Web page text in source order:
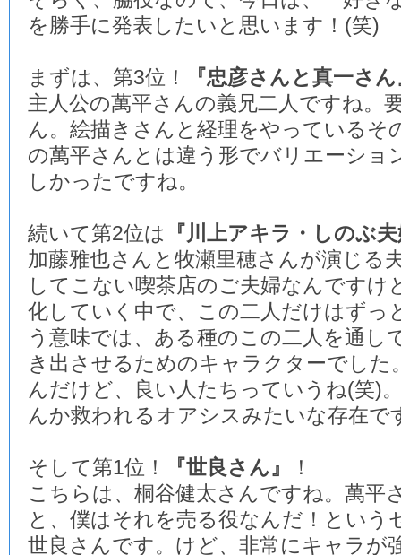
を勝手に発表したいと思います！(笑)
まずは、第3位！
『忠彦さんと真一さ
主人公の萬平さんの義兄二人ですね。
ん。絵描きさんと経理をやっているそ
の萬平さんとは違う形でバリエーショ
しかったですね。
続いて第2位は
『川上アキラ・しのぶ
加藤雅也さんと牧瀬里穂さんが演じる
してこない喫茶店のご夫婦なんですけ
化していく中で、この二人だけはずっ
う意味では、ある種のこの二人を通し
き出させるためのキャラクターでした
んだけど、良い人たちっていうね(笑)
んか救われるオアシスみたいな存在で
そして第1位！ 『世良さん』
！
こちらは、桐谷健太さんですね。萬平
と、僕はそれを売る役なんだ！という
世良さんです。けど、非常にキャラが